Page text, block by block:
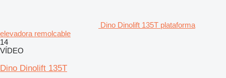
Dino Dinolift 135T plataforma
elevadora remolcable
14
VÍDEO
Dino Dinolift 135T